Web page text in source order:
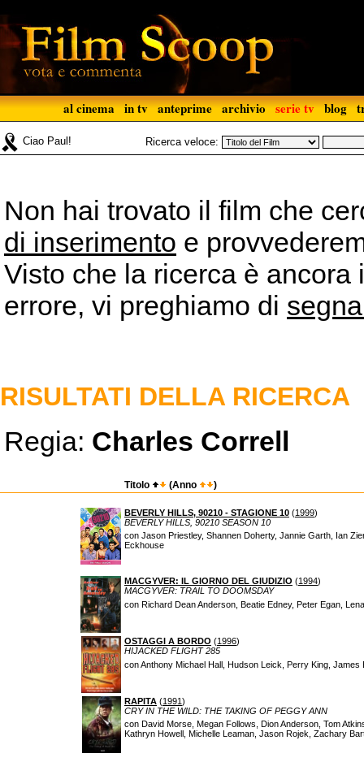
al cinema in tv anteprime archivio serie tv blog
Ciao Paul! Ricerca veloce:
Non hai trovato il film che
di inserimento e
Visto che la ricerca è
errore, vi preghiamo di
RISULTATI DELLA RICERCA
Regia: Charles Correll
Titolo (Anno )
BEVERLY HILLS, 90210 - STAGIONE 10 (1999)
BEVERLY HILLS, 90210 SEASON 10
con Jason Priestley, Shannen Doherty, Jannie Garth, Ian
Eckhouse
MACGYVER: IL GIORNO DEL GIUDIZIO (1994)
MACGYVER: TRAIL TO DOOMSDAY
con Richard Dean Anderson, Beatie Edney, Peter Egan,
OSTAGGI A BORDO (1996)
HIJACKED FLIGHT 285
con Anthony Michael Hall, Hudson Leick, Perry King, James
RAPITA (1991)
CRY IN THE WILD: THE TAKING OF PEGGY ANN
con David Morse, Megan Follows, Dion Anderson, Tom
Kathryn Howell, Michelle Leaman, Jason Rojek, Zachary